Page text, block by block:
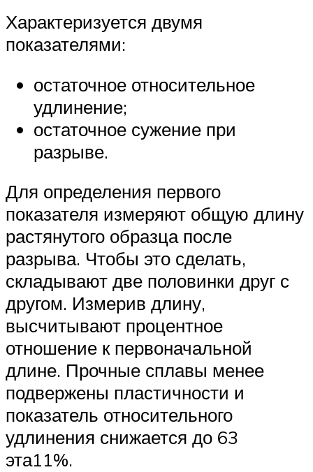
Характеризуется двумя
показателями:
остаточное относительное
удлинение;
остаточное сужение при
разрыве.
Для определения первого
показателя измеряют общую длину
растянутого образца после
разрыва. Чтобы это сделать,
складывают две половинки друг с
другом. Измерив длину,
высчитывают процентное
отношение к первоначальной
длине. Прочные сплавы менее
подвержены пластичности и
показатель относительного
удлинения снижается до 63
эта11%.